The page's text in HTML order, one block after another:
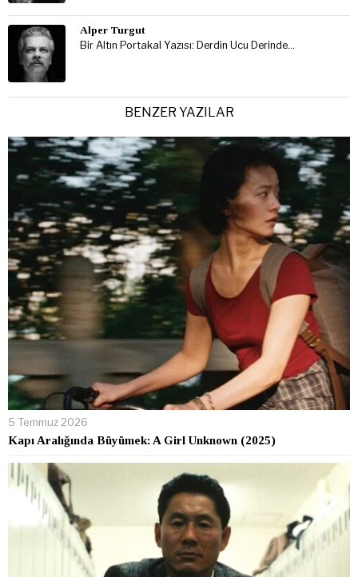
Alper Turgut
Bir Altın Portakal Yazısı: Derdin Ucu Derinde…
BENZER YAZILAR
5 Temmuz 2026
Kapı Aralığında Büyümek: A Girl Unknown (2025)